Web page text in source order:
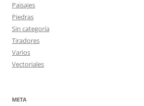
Paisajes
Piedras
Sin categoría
Tiradores
Varios
Vectoriales
META